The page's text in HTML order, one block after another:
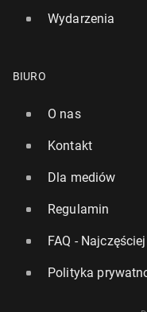
Wydarzenia
BIURO
O nas
Kontakt
Dla mediów
Regulamin
FAQ -
Polityka